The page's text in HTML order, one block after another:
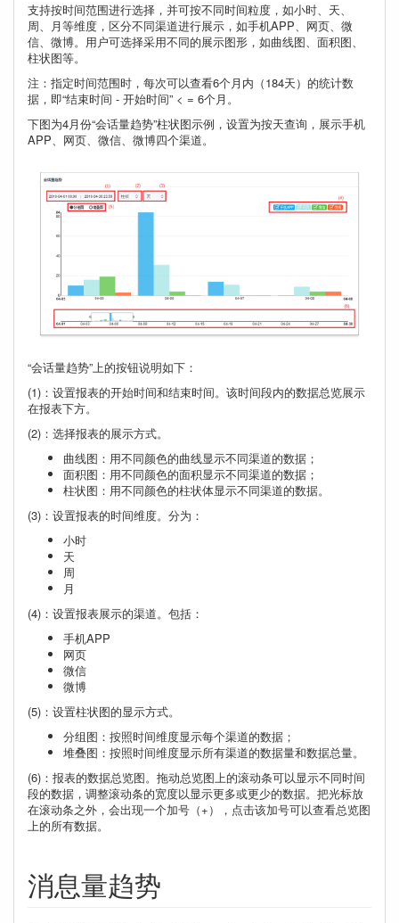
支持按时间范围进行选择，并可按不同时间粒度，如小时、天、
周、月等维度，区分不同渠道进行展示，如手机APP、网页、微
信、微博。用户可选择采用不同的展示图形，如曲线图、面积图、
柱状图等。
注：指定时间范围时，每次可以查看6个月内（184天）的统计数
据，即“结束时间 - 开始时间” < = 6个月。
下图为4月份“会话量趋势”柱状图示例，设置为按天查询，展示手机
APP、网页、微信、微博四个渠道。
“会话量趋势”上的按钮说明如下：
(1)：设置报表的开始时间和结束时间。该时间段内的数据总览展示
在报表下方。
(2)：选择报表的展示方式。
曲线图：用不同颜色的曲线显示不同渠道的数据；
面积图：用不同颜色的面积显示不同渠道的数据；
柱状图：用不同颜色的柱状体显示不同渠道的数据。
(3)：设置报表的时间维度。分为：
小时
天
周
月
(4)：设置报表展示的渠道。包括：
手机APP
网页
微信
微博
(5)：设置柱状图的显示方式。
分组图：按照时间维度显示每个渠道的数据；
堆叠图：按照时间维度显示所有渠道的数据量和数据总量。
(6)：报表的数据总览图。拖动总览图上的滚动条可以显示不同时间
段的数据，调整滚动条的宽度以显示更多或更少的数据。把光标放
在滚动条之外，会出现一个加号（+），点击该加号可以查看总览图
上的所有数据。
消息量趋势